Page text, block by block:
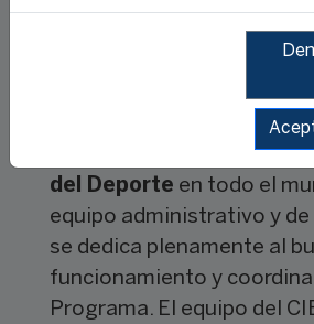
Con el fin de gestionar el
Internacional FIFA/CIES
del Deporte en todo el
equipo administrativo y
se dedica plenamente al
funcionamiento y
Programa. El equipo del